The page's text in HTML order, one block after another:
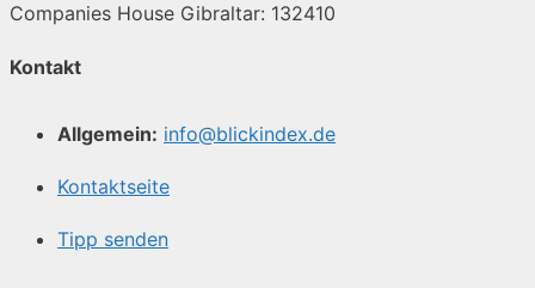
Companies House Gibraltar: 132410
Kontakt
Allgemein: info@blickindex.de
Kontaktseite
Tipp senden